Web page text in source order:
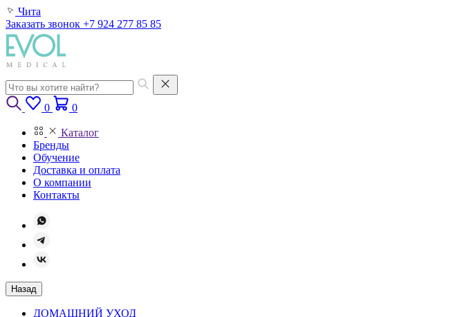
Чита
Заказать звонок +7 924 277 85 85
0 0
Каталог
Бренды
Обучение
Доставка и оплата
О компании
Контакты
Назад
ДОМАШНИЙ УХОД